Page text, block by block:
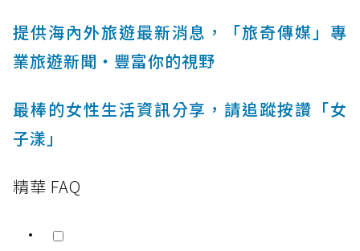
提供海內外旅遊最新消息，「旅奇傳媒」專
業旅遊新聞‧豐富你的視野
最棒的女性生活資訊分享，請追蹤按讚「女
子漾」
精華 FAQ